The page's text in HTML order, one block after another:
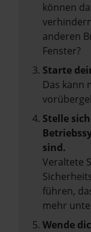
können
anderen
Fenster?
Starte
Das kann
Stelle
sind.
Veraltete
führen,
mehr
Wende